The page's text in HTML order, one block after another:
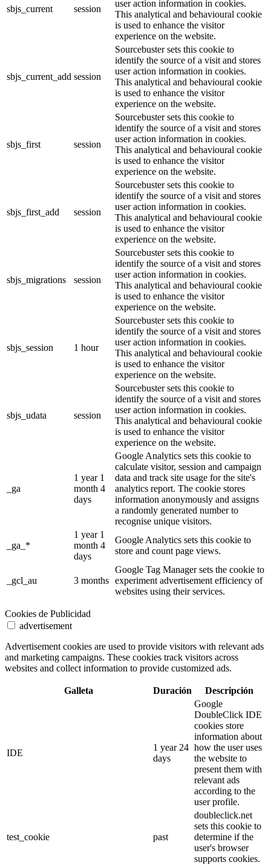
sbjs_current session
user action information in cookies.
This analytical and behavioural cookie
is used to enhance the visitor
experience on the website.
sbjs_current_add session
Sourcebuster sets this cookie to
identify the source of a visit and stores
user action information in cookies.
This analytical and behavioural cookie
is used to enhance the visitor
experience on the website.
sbjs_first session
Sourcebuster sets this cookie to
identify the source of a visit and stores
user action information in cookies.
This analytical and behavioural cookie
is used to enhance the visitor
experience on the website.
sbjs_first_add session
Sourcebuster sets this cookie to
identify the source of a visit and stores
user action information in cookies.
This analytical and behavioural cookie
is used to enhance the visitor
experience on the website.
sbjs_migrations session
Sourcebuster sets this cookie to
identify the source of a visit and stores
user action information in cookies.
This analytical and behavioural cookie
is used to enhance the visitor
experience on the website.
sbjs_session 1 hour
Sourcebuster sets this cookie to
identify the source of a visit and stores
user action information in cookies.
This analytical and behavioural cookie
is used to enhance the visitor
experience on the website.
sbjs_udata session
Sourcebuster sets this cookie to
identify the source of a visit and stores
user action information in cookies.
This analytical and behavioural cookie
is used to enhance the visitor
experience on the website.
_ga
1 year 1
month 4
days
Google Analytics sets this cookie to
calculate visitor, session and campaign
data and track site usage for the site's
analytics report. The cookie stores
information anonymously and assigns
a randomly generated number to
recognise unique visitors.
_ga_*
1 year 1
month 4
days
Google Analytics sets this cookie to
store and count page views.
_gcl_au 3 months
Google Tag Manager sets the cookie to
experiment advertisement efficiency of
websites using their services.
Cookies de Publicidad
advertisement
Advertisement cookies are used to provide visitors with relevant ads
and marketing campaigns. These cookies track visitors across
websites and collect information to provide customized ads.
Galleta Duración Descripción
IDE
1 year 24
days
Google
DoubleClick IDE
cookies store
information about
how the user uses
the website to
present them with
relevant ads
according to the
user profile.
test_cookie past
doubleclick.net
sets this cookie to
determine if the
user's browser
supports cookies.